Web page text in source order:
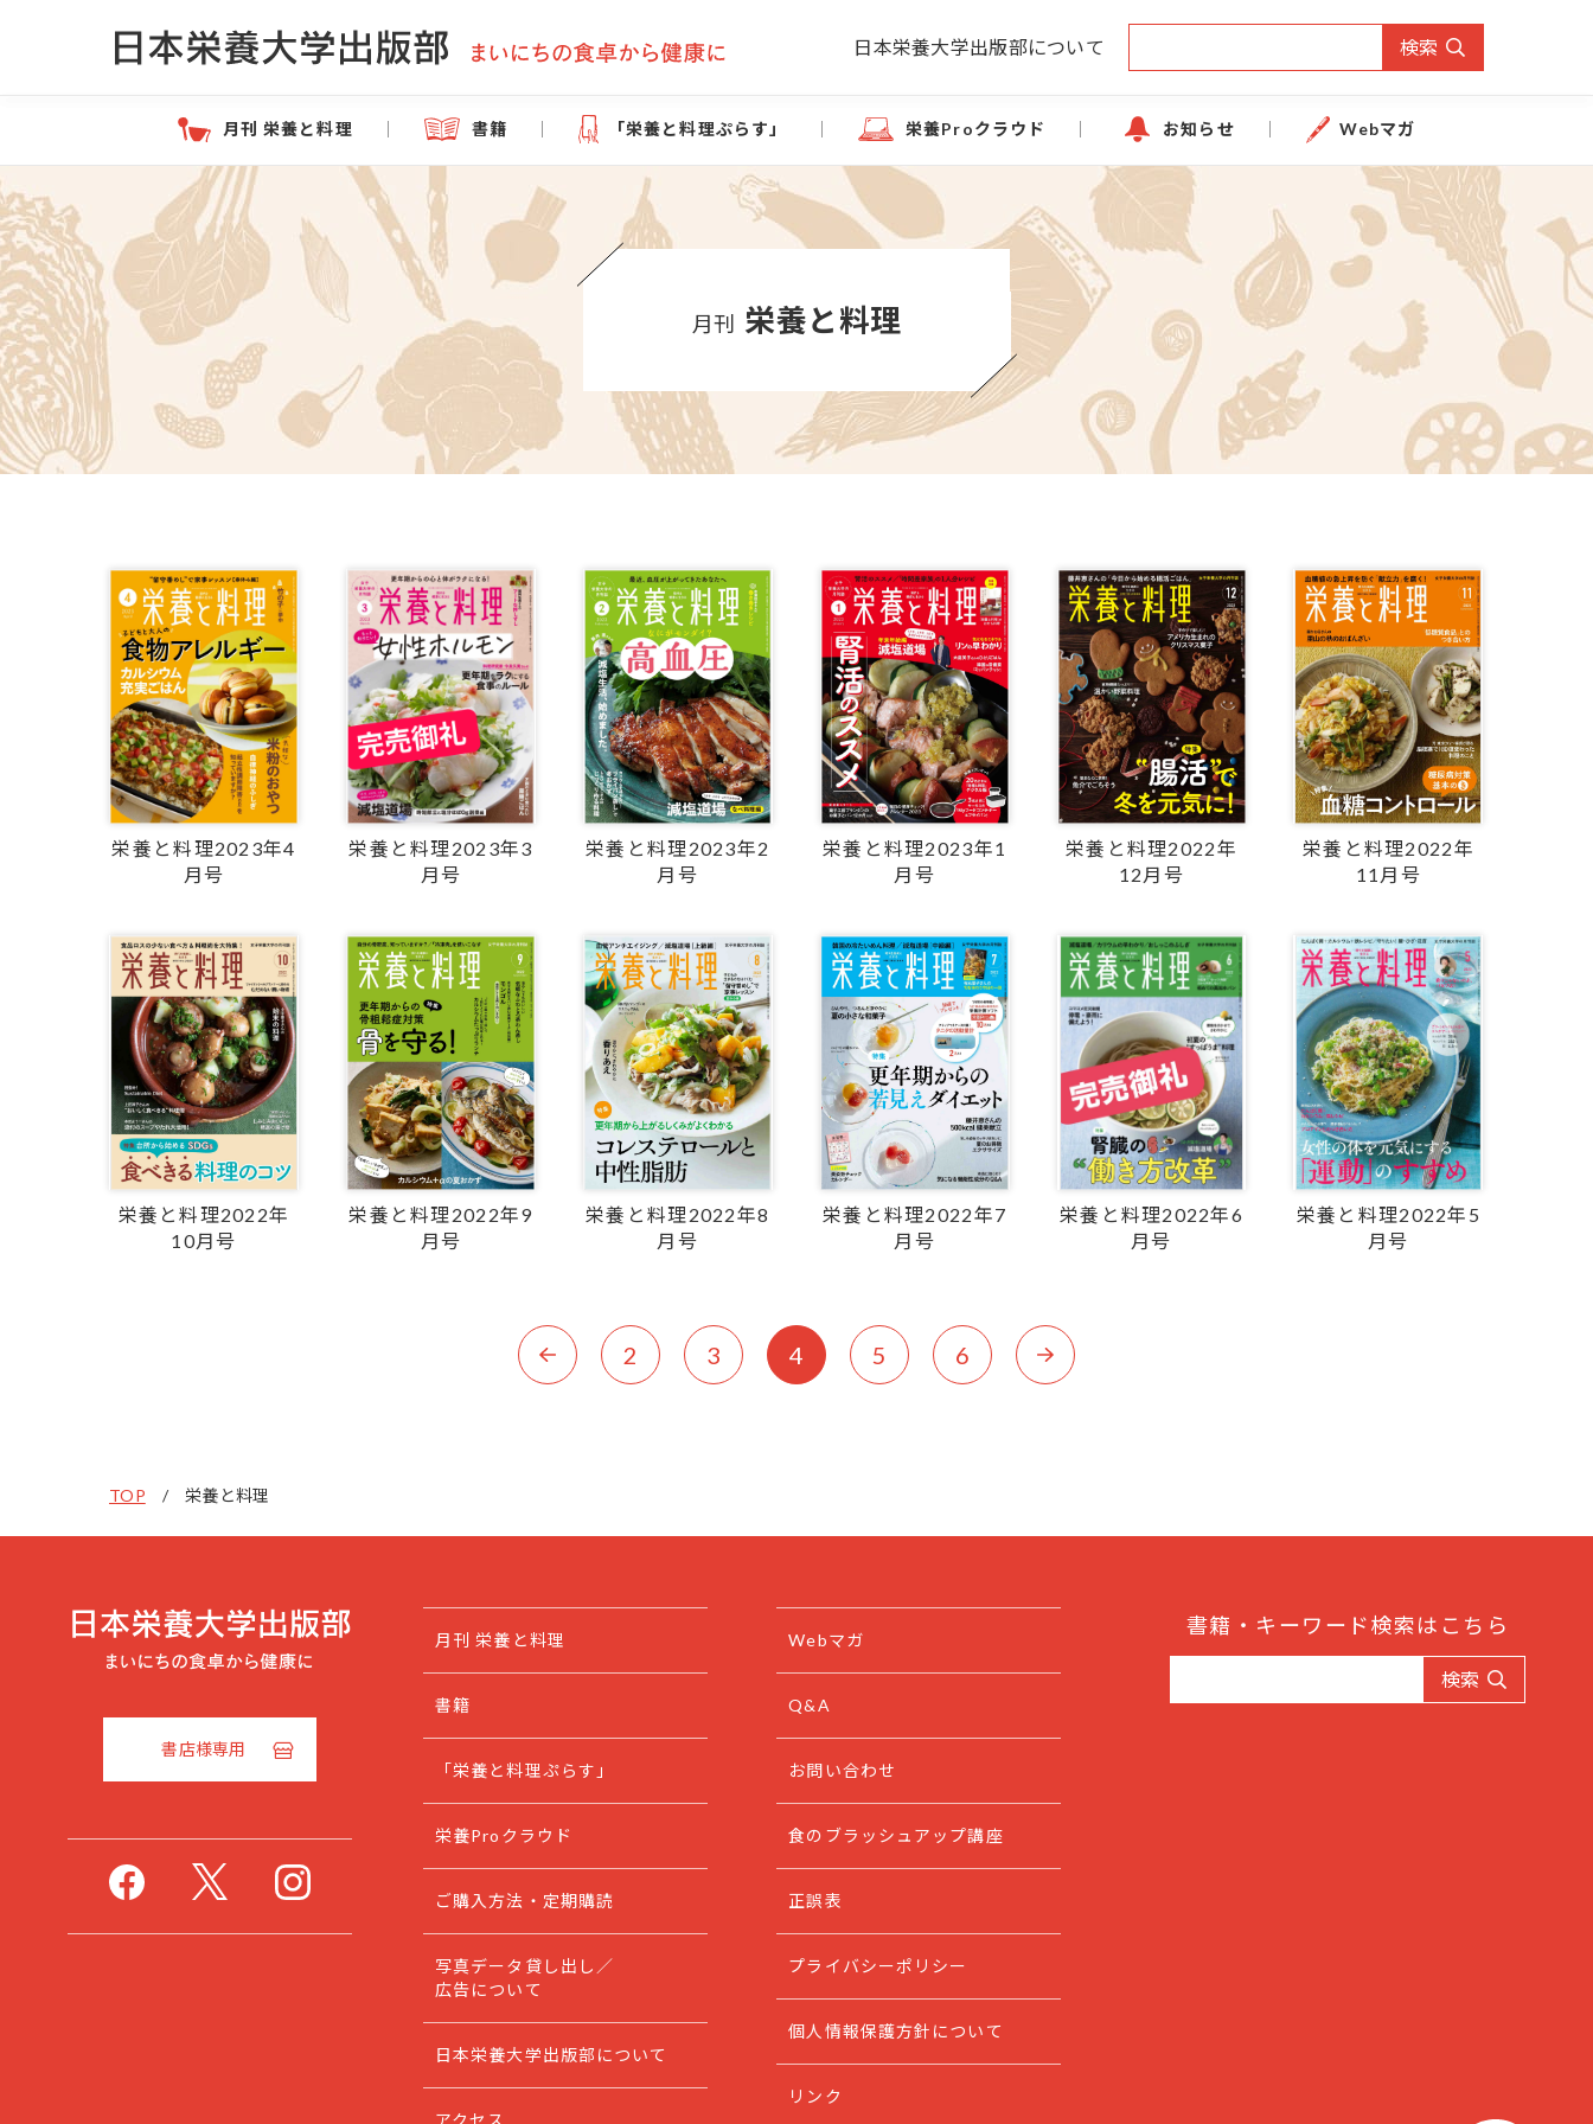
日本栄養大学出版部について 検索
月刊 栄養と料理 書籍 「栄養と料理ぷらす」 栄養Proクラウド お知らせ Webマガ
月刊 栄養と料理
栄養と料理2023年4
月号
栄養と料理2023年3
月号
栄養と料理2023年2
月号
栄養と料理2023年1
月号
栄養と料理2022年
12月号
栄養と料理2022年
11月号
栄養と料理2022年
10月号
栄養と料理2022年9
月号
栄養と料理2022年8
月号
栄養と料理2022年7
月号
栄養と料理2022年6
月号
栄養と料理2022年5
月号
2 3 4 5 6
TOP 栄養と料理
書店様専用
月刊 栄養と料理
書籍
「栄養と料理ぷらす」
栄養Proクラウド
ご購入方法・定期購読
写真データ貸し出し／
広告について
日本栄養大学出版部について
Webマガ
Q&A
お問い合わせ
食のブラッシュアップ講座
正誤表
プライバシーポリシー
個人情報保護方針について
リンク
書籍・キーワード検索はこちら
検索